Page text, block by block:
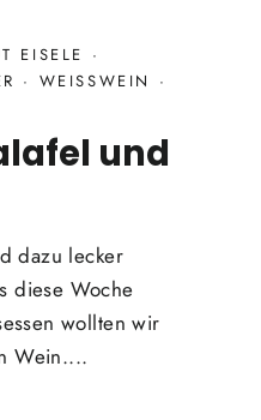
EISELE ·
· WEISSWEIN ·
und
dazu lecker
diese Woche
wollten wir
Wein....